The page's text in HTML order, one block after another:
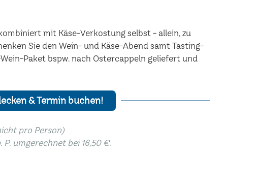
mit Käse-Verkostung selbst - allein, zu
Sie den Wein- und Käse-Abend samt Tasting-
Paket bspw. nach Ostercappeln geliefert und
& Termin buchen!
pro Person)
P. umgerechnet bei 16,50 €.